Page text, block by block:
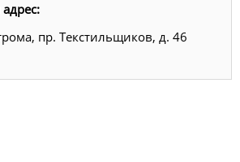
пр. Текстильщиков, д. 46